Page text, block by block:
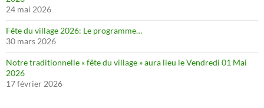
24 mai 2026
Fête du village 2026: Le programme…
30 mars 2026
Notre traditionnelle « fête du village » aura lieu le Vendredi 01 Mai
2026
17 février 2026